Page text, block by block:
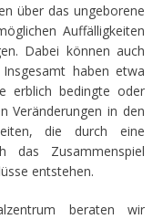
über das ungeborene
Auffälligkeiten
Dabei können auch
haben etwa
erblich bedingte oder
Veränderungen in den
die durch eine
das Zusammenspiel
entstehen.
beraten wir